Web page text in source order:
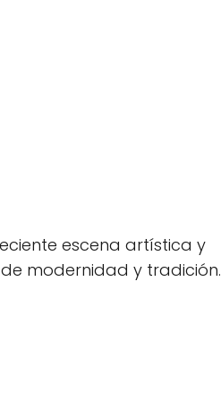
escena artística y
modernidad y tradición.